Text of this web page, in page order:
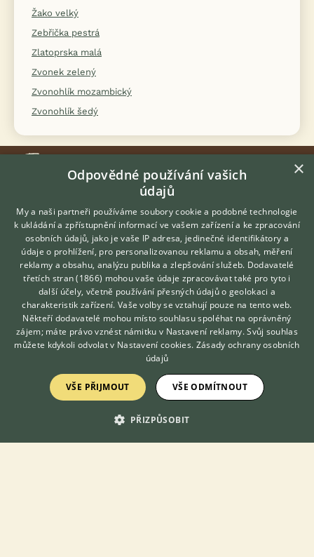
Žako velký
Zebřička pestrá
Zlatoprska malá
Zvonek zelený
Zvonohlík mozambický
Zvonohlík šedý
KONTAKT DO REDAKCE WEBU
redakce@ifauna.cz
nonstop
DOMOVSKÁ STRÁNKA
INZERCE
DISKUSE
ČLÁNKY
ATLAS
O nás
Hledáte zvířecího kamaráda?
Zdarma vám poradí
VETERINÁŘ ONLINE
KONZULTOVAT S
VETERINÁŘEM
×
Odpovědné používání vašich
údajů
My a naši partneři používáme soubory cookie a podobné technologie
k ukládání a zpřístupnění informací ve vašem zařízení a ke zpracování
osobních údajů, jako je vaše IP adresa, jedinečné identifikátory a
údaje o prohlížení, pro personalizovanou reklamu a obsah, měření
reklamy a obsahu, analýzu publika a zlepšování služeb. Dodavatelé
třetích stran (1866) mohou vaše údaje zpracovávat také pro tyto i
další účely, včetně používání přesných údajů o geolokaci a
charakteristik zařízení. Vaše volby se vztahují pouze na tento web.
Někteří dodavatelé mohou místo souhlasu spoléhat na oprávněný
zájem; máte právo vznést námitku v Nastavení reklamy. Svůj souhlas
můžete kdykoli odvolat v Nastavení cookies. Zásady ochrany osobních
údajů
VŠE PŘIJMOUT VŠE ODMÍTNOUT
PŘIZPŮSOBIT